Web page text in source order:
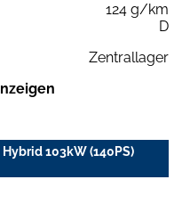
124 g/km
D
Zentrallager
103kW (140PS)